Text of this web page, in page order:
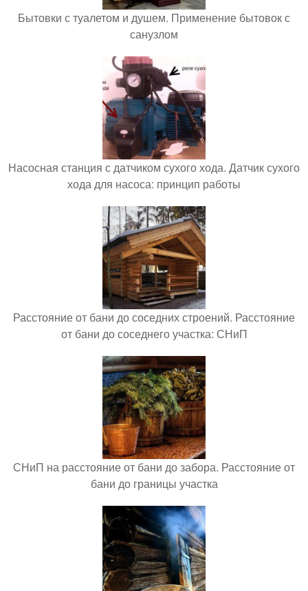
Бытовки с туалетом и душем. Применение бытовок с
санузлом
Насосная станция с датчиком сухого хода. Датчик сухого
хода для насоса: принцип работы
Расстояние от бани до соседних строений. Расстояние
от бани до соседнего участка: СНиП
СНиП на расстояние от бани до забора. Расстояние от
бани до границы участка